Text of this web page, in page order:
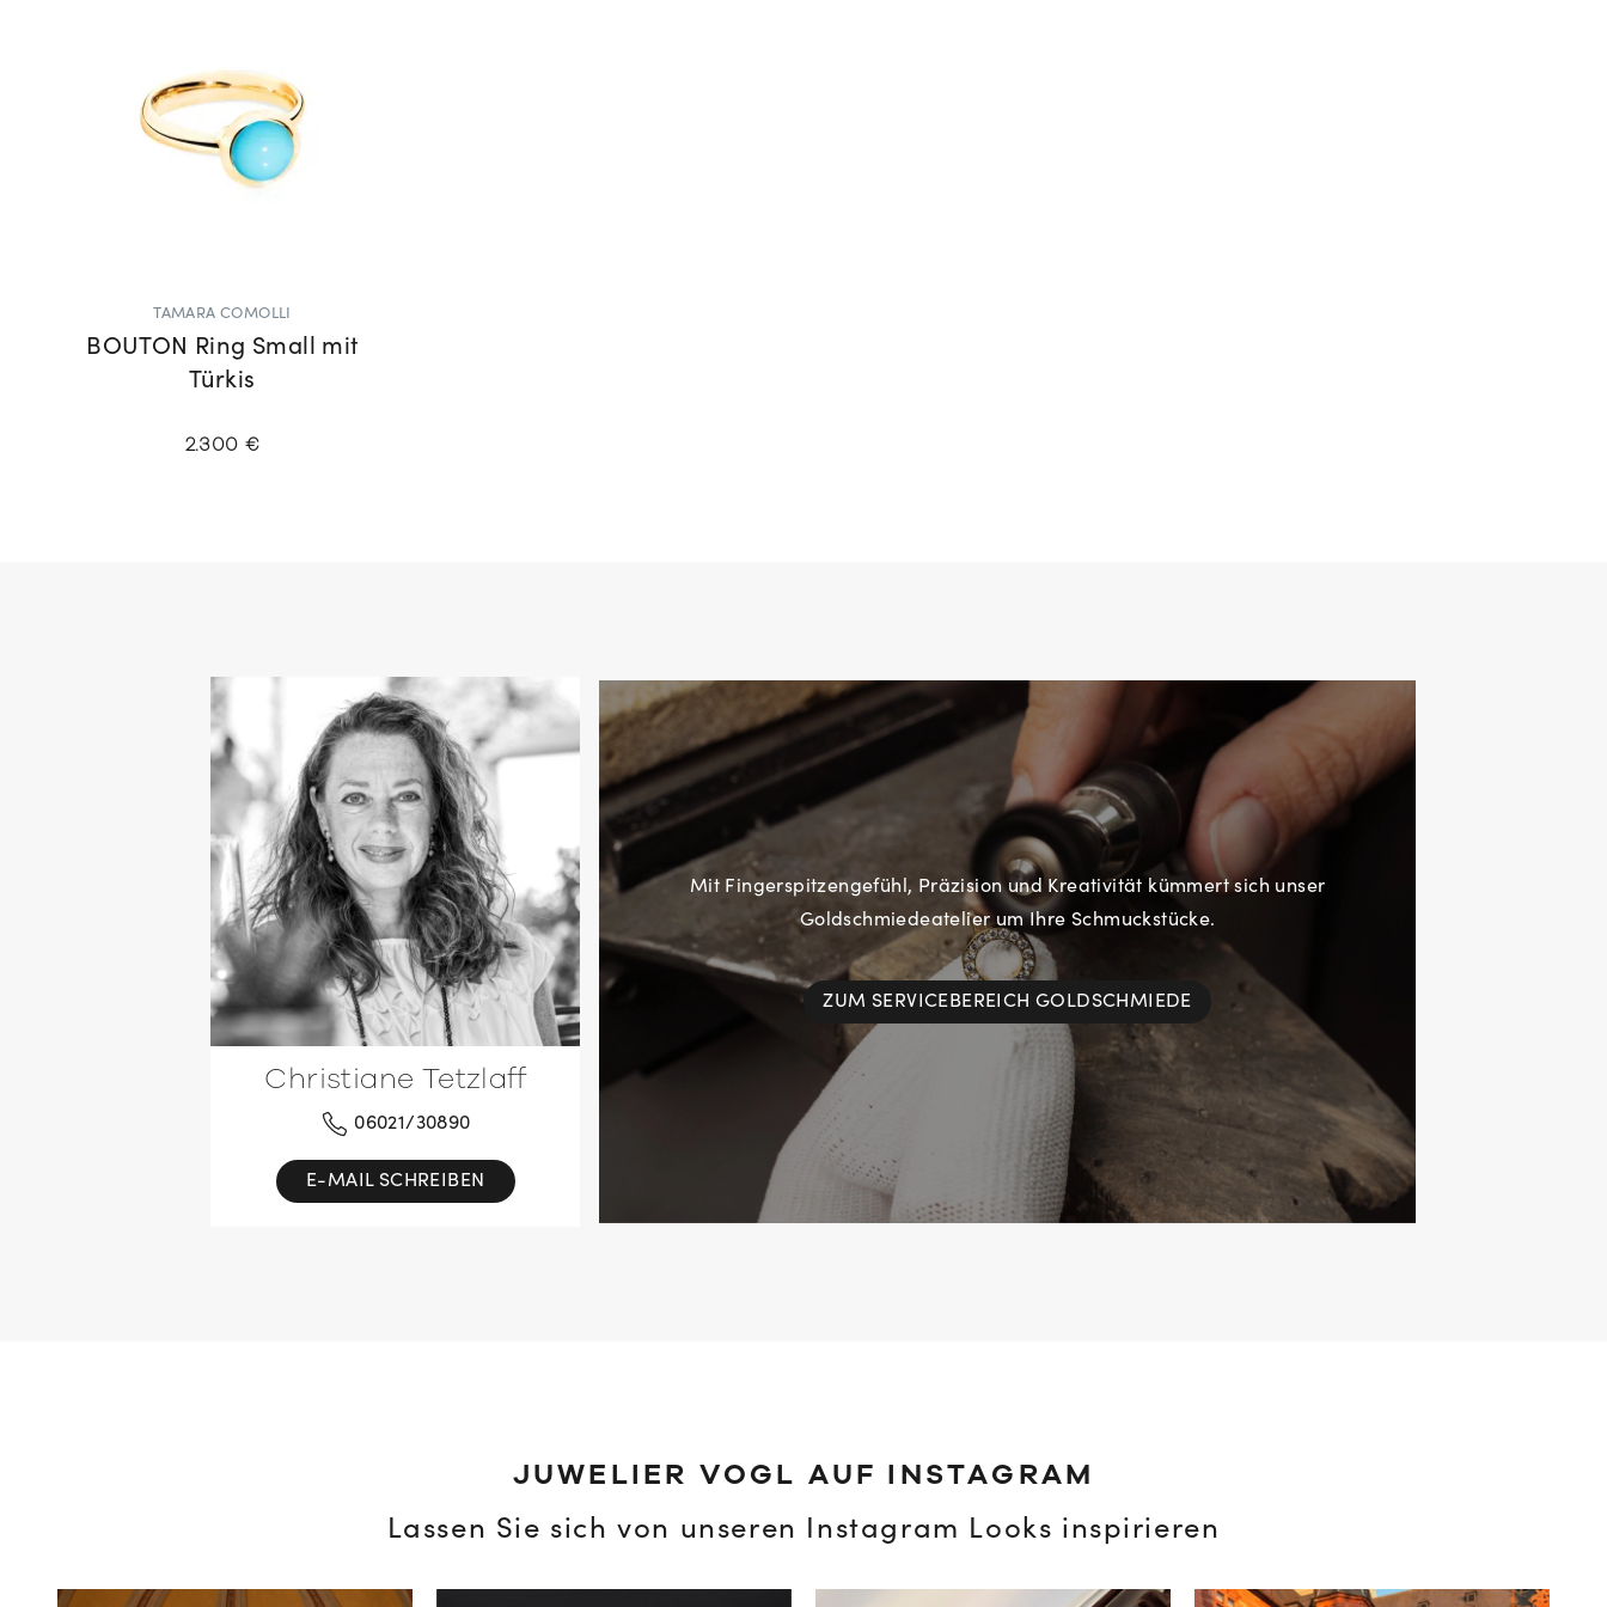
TAMARA COMOLLI
BOUTON Ring Small mit
Türkis
2.300 €
Mit Fingerspitzengefühl, Präzision und Kreativität kümmert sich unser
Goldschmiedeatelier um Ihre Schmuckstücke.
ZUM SERVICEBEREICH GOLDSCHMIEDE
Christiane Tetzlaff
06021/30890
E-MAIL SCHREIBEN
JUWELIER VOGL AUF INSTAGRAM
Lassen Sie sich von unseren Instagram Looks inspirieren